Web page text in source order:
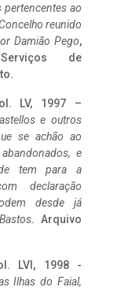
ao
reunido
Damião Pego,
de
LV, 1997 –
e outros
se achão ao
e
tem para a
declaração
desde já
. Arquivo
LVI, 1998 -
Ilhas do Faial,